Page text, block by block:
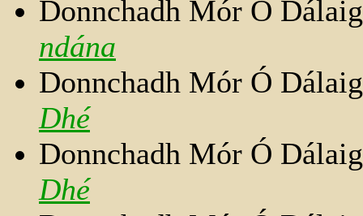
Donnchadh Mór Ó
ndána
Donnchadh Mór Ó
Dhé
Donnchadh Mór Ó
Dhé